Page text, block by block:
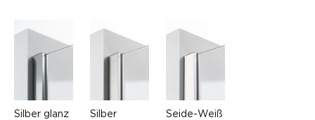
Silber glanz
Silber
Seide-Weiß